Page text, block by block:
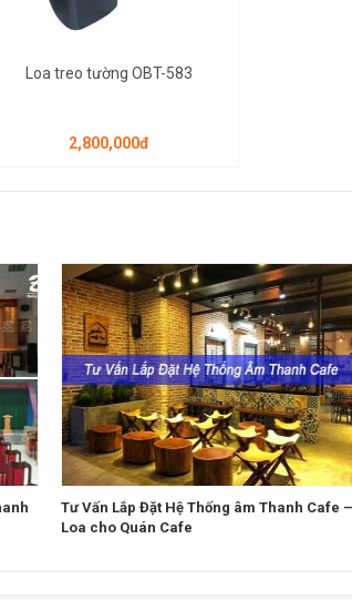
Loa treo tường OBT-583
2,800,000đ
Tư Vấn Lắp Đặt Hệ Thống âm Thanh Cafe –
Loa cho Quán Cafe